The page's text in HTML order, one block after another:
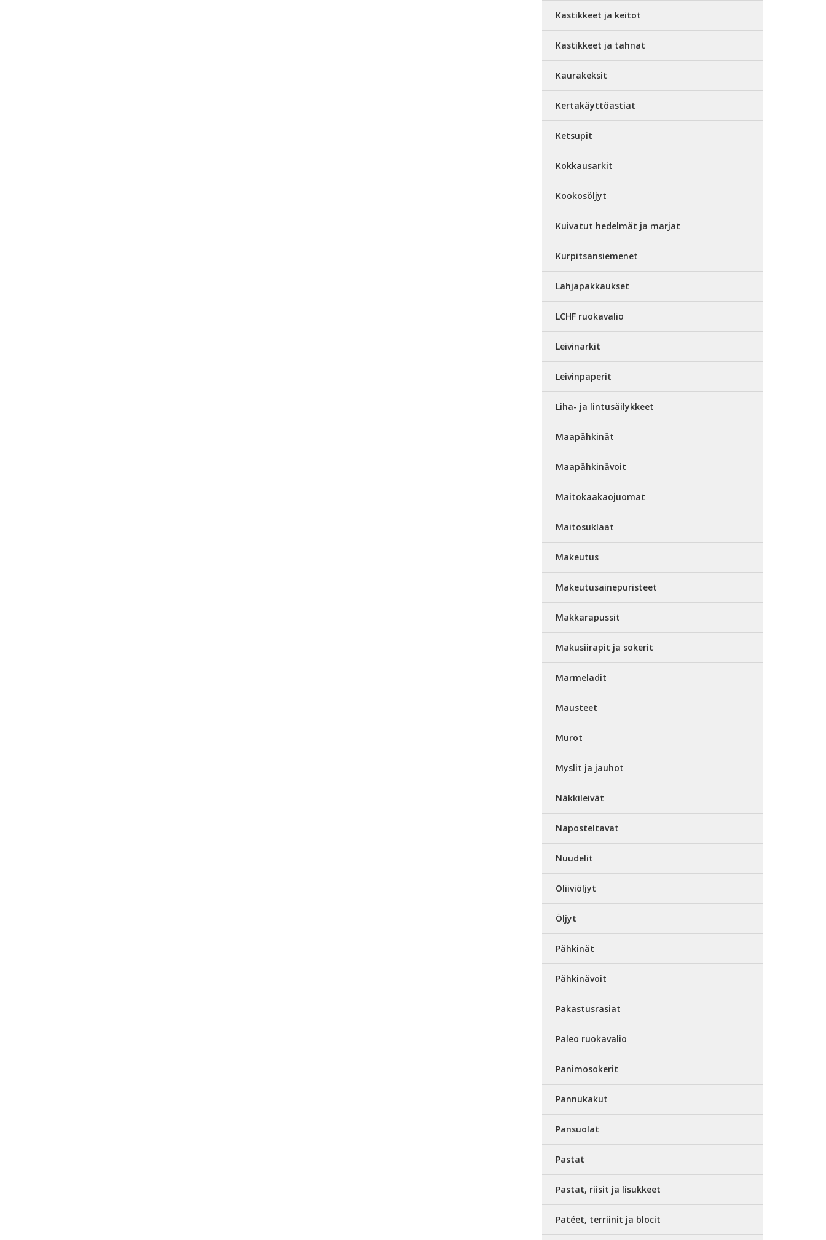
Kastikkeet ja keitot
Kastikkeet ja tahnat
Kaurakeksit
Kertakäyttöastiat
Ketsupit
Kokkausarkit
Kookosöljyt
Kuivatut hedelmät ja marjat
Kurpitsansiemenet
Lahjapakkaukset
LCHF ruokavalio
Leivinarkit
Leivinpaperit
Liha- ja lintusäilykkeet
Maapähkinät
Maapähkinävoit
Maitokaakaojuomat
Maitosuklaat
Makeutus
Makeutusainepuristeet
Makkarapussit
Makusiirapit ja sokerit
Marmeladit
Mausteet
Murot
Myslit ja jauhot
Näkkileivät
Naposteltavat
Nuudelit
Oliiviöljyt
Öljyt
Pähkinät
Pähkinävoit
Pakastusrasiat
Paleo ruokavalio
Panimosokerit
Pannukakut
Pansuolat
Pastat
Pastat, riisit ja lisukkeet
Patéet, terriinit ja blocit